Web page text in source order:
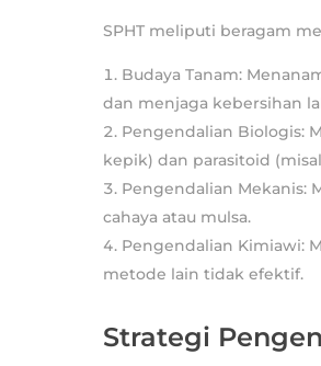
SPHT meliputi beragam
Budaya Tanam:
dan menjaga kebersihan
Pengendalian Biologis:
kepik) dan parasitoid
Pengendalian Mekanis:
cahaya atau mulsa.
Pengendalian Kimiawi:
metode lain tidak efektif.
Strategi